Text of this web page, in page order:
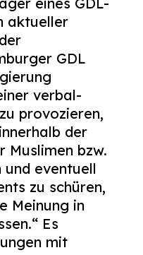
aktueller
GDL
verbal-
provozieren,
der
Muslimen bzw.
eventuell
zu schüren,
Meinung in
Es
mit